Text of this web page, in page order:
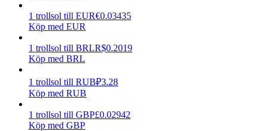
Power Piggy
Tjäna konkurrenskraftiga belöningar dagligen
1 trollsol till EUR€0.03435
Köp med EUR
1 trollsol till BRLR$0.2019
Köp med BRL
1 trollsol till RUB₽3.28
Köp med RUB
1 trollsol till GBP£0.02942
Köp med GBP